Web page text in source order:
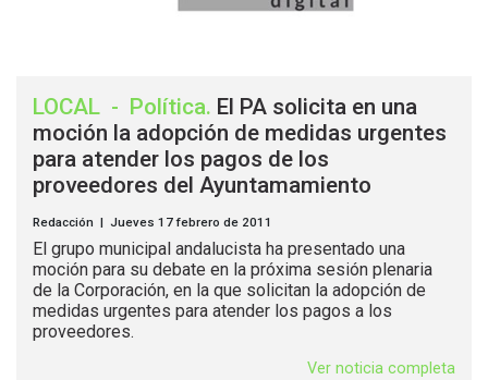
LOCAL - Política. El PA solicita en una
moción la adopción de medidas urgentes
para atender los pagos de los
proveedores del Ayuntamamiento
Redacción | Jueves 17 febrero de 2011
El grupo municipal andalucista ha presentado una
moción para su debate en la próxima sesión plenaria
de la Corporación, en la que solicitan la adopción de
medidas urgentes para atender los pagos a los
proveedores.
Ver noticia completa